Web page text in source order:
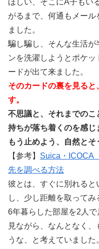
ほしい、そこにA子もい
がるまで、何通もメー
ました。
騙し騙し、そんな生活
ンを洗濯しようとポケ
ードが出て来ました。
そのカードの裏を見る
す。
不思議と、それまでの
持ちが落ち着くのを感じ
もう止めよう、自然とそ
【参考】 Suica・ICOCA
先を調べる方法
彼とは、すぐに別れる
し、少し距離を取ってみ
6年暮らした部屋を2人
見ながら、なんとなく
うな、と考えていました